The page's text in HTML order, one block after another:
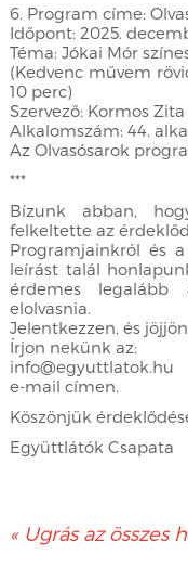
6. Program címe:
Időpont: 2025.
Téma: Jókai Mór
(Kedvenc művem
10 perc)
Szervező: Kormos
Alkalomszám: 44.
Az Olvasósarok
***
Bízunk abban,
felkeltette az
Programjainkról és
leírást talál
érdemes
elolvasnia.
Jelentkezzen, és
Írjon nekünk az:
info@egyuttlatok.hu
e-mail címen.
Köszönjük
Együttlátók Csapata
« Ugrás az összes